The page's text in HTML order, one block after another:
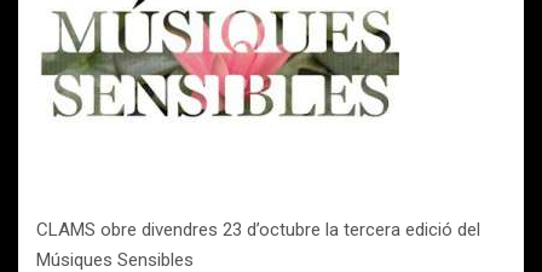
CLAMS obre divendres 23 d’octubre la tercera edició del
Músiques Sensibles